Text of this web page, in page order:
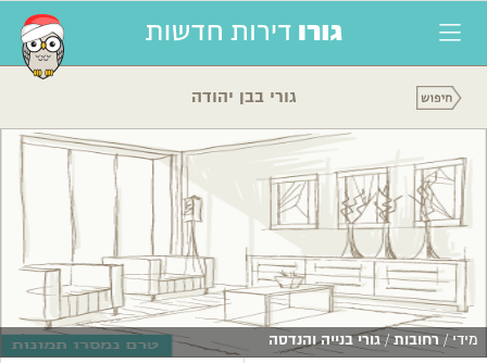
גורי בבן יהודה
מידי /רחובות/גורי בנייה והנדסה